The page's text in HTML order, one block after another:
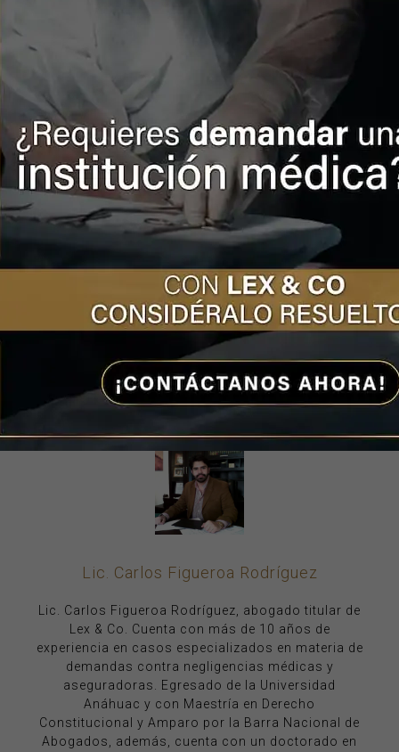
Las instalaciones de los establecimientos
que atienden a mujeres embarazadas deben
contar con instalaciones hidráulicas,
eléctricas, de gas, así como con equipos
portátiles y fijos contra incendios, de
intercomunicación y especiales para la
prevención de riesgos y daños a los
pacientes, evitando arriesgar la integridad
física y emocional de los visitantes de
dichos centros de atención médica.
Si usted o alguien de su familia ha sido
víctima de la mala praxis médica, acérquese
a Lex & Co, abogados de negligencia
médica; contamos con un equipo integral de
abogados y peritos para garantizar la
resolución favorable de su conflicto,
llámenos hoy mismo y cuéntenos su caso.
Lic. Carlos Figueroa Rodríguez
Lic. Carlos Figueroa Rodríguez, abogado titular de
Lex & Co. Cuenta con más de 10 años de
experiencia en casos especializados en materia de
demandas contra negligencias médicas y
aseguradoras. Egresado de la Universidad
Anáhuac y con Maestría en Derecho
Constitucional y Amparo por la Barra Nacional de
Abogados, además, cuenta con un doctorado en